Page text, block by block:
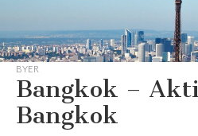
BYER
Bangkok –
Bangkok